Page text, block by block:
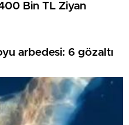
400 Bin TL Ziyan
arbedesi: 6 gözaltı